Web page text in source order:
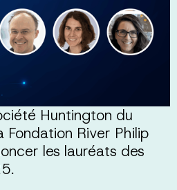
Huntington du
River Philip
les lauréats des